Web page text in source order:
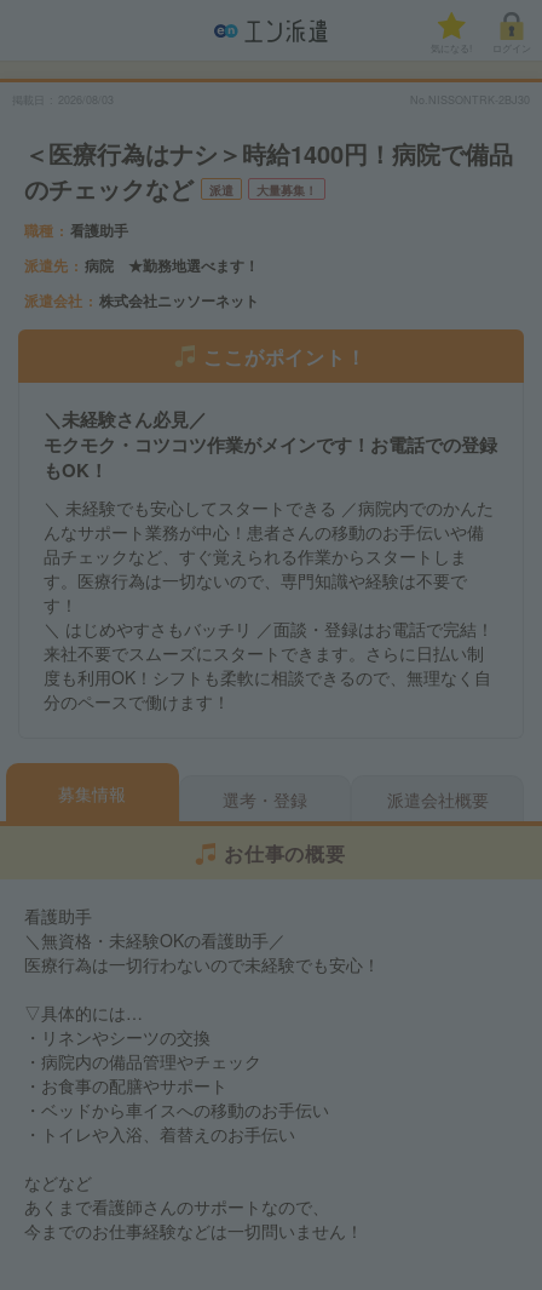
気になる!
No.NISSONTRK-2BJ30
＜医療行為はナシ＞時給1400円！病院で備品
のチェックなど
派遣 大量募集！
職種
看護助手
派遣先
病院 ★勤務地選べます！
派遣会社
株式会社ニッソーネット
ここがポイント！
＼未経験さん必見／
モクモク・コツコツ作業がメインです！お電話での登録
もOK！
＼ 未経験でも安心してスタートできる ／病院内でのかんた
んなサポート業務が中心！患者さんの移動のお手伝いや備
品チェックなど、すぐ覚えられる作業からスタートしま
す。医療行為は一切ないので、専門知識や経験は不要で
す！
＼ はじめやすさもバッチリ ／面談・登録はお電話で完結！
来社不要でスムーズにスタートできます。さらに日払い制
度も利用OK！シフトも柔軟に相談できるので、無理なく自
分のペースで働けます！
募集情報 選考・登録 派遣会社概要
お仕事の概要
看護助手
＼無資格・未経験OKの看護助手／
医療行為は一切行わないので未経験でも安心！
▽具体的には…
・リネンやシーツの交換
・病院内の備品管理やチェック
・お食事の配膳やサポート
・ベッドから車イスへの移動のお手伝い
・トイレや入浴、着替えのお手伝い
などなど
あくまで看護師さんのサポートなので、
今までのお仕事経験などは一切問いません！